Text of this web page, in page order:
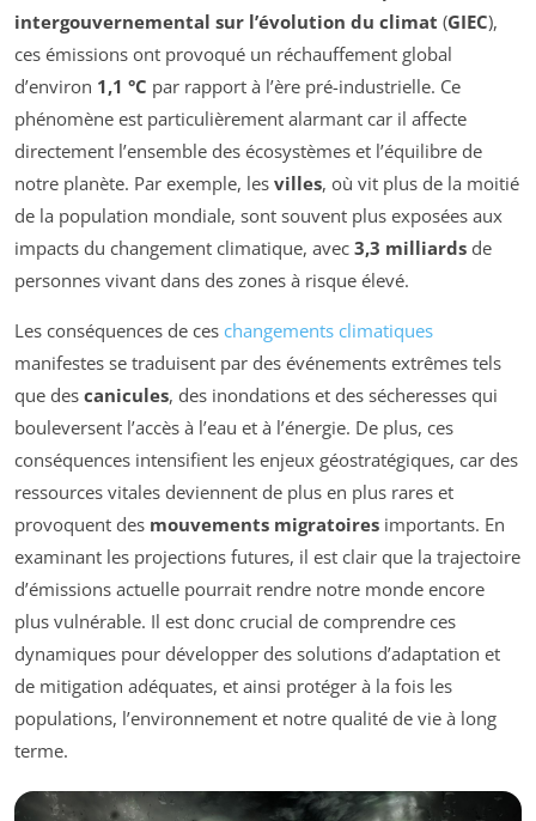
intergouvernemental sur l’évolution du climat (GIEC),
ces émissions ont provoqué un réchauffement global
d’environ 1,1 °C par rapport à l’ère pré-industrielle. Ce
phénomène est particulièrement alarmant car il affecte
directement l’ensemble des écosystèmes et l’équilibre de
notre planète. Par exemple, les villes, où vit plus de la moitié
de la population mondiale, sont souvent plus exposées aux
impacts du changement climatique, avec 3,3 milliards de
personnes vivant dans des zones à risque élevé.
Les conséquences de ces changements climatiques
manifestes se traduisent par des événements extrêmes tels
que des canicules, des inondations et des sécheresses qui
bouleversent l’accès à l’eau et à l’énergie. De plus, ces
conséquences intensifient les enjeux géostratégiques, car des
ressources vitales deviennent de plus en plus rares et
provoquent des mouvements migratoires importants. En
examinant les projections futures, il est clair que la trajectoire
d’émissions actuelle pourrait rendre notre monde encore
plus vulnérable. Il est donc crucial de comprendre ces
dynamiques pour développer des solutions d’adaptation et
de mitigation adéquates, et ainsi protéger à la fois les
populations, l’environnement et notre qualité de vie à long
terme.